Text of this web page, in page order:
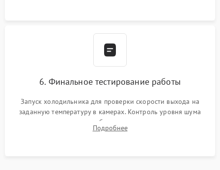
6. Финальное тестирование работы
Запуск холодильника для проверки скорости выхода на
заданную температуру в камерах. Контроль уровня шума
компрессора, отсутствия обмерзания стенок и корректного
срабатывания системы автоматической оттайки.
Подробнее